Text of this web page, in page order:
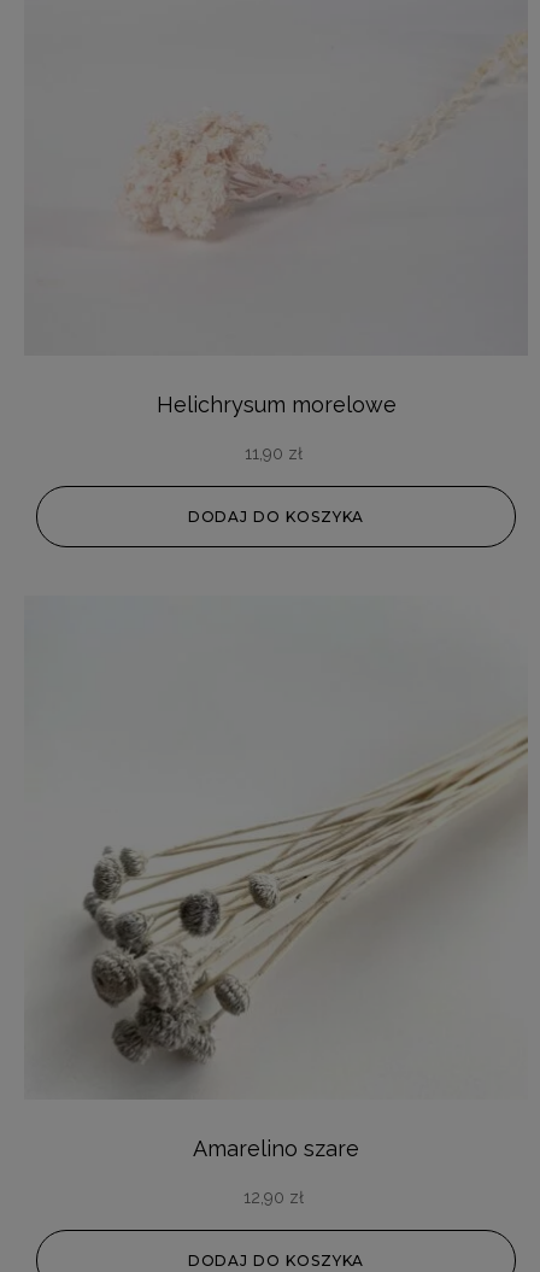
Helichrysum morelowe
11,90 zł
DODAJ DO KOSZYKA
Amarelino szare
12,90 zł
DODAJ DO KOSZYKA